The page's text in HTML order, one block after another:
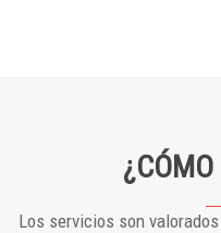
¿CÓMO
Los servicios son